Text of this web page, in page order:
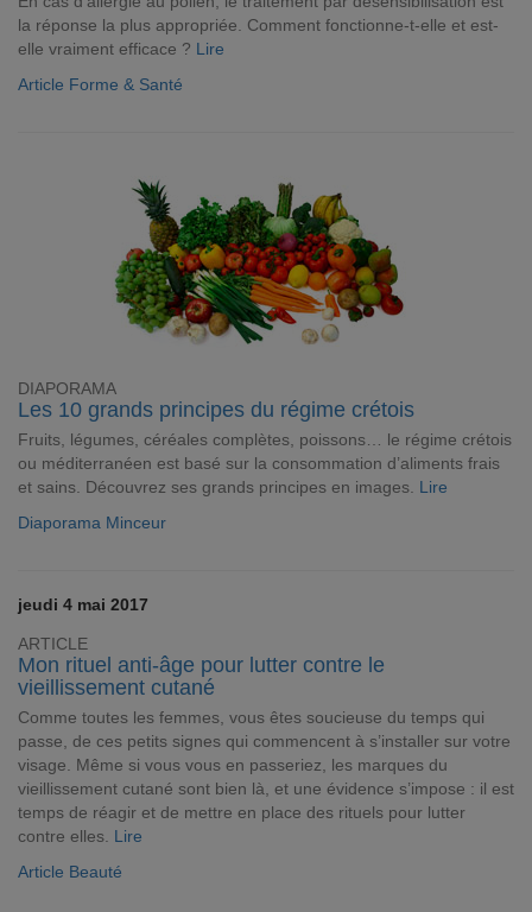
la réponse la plus appropriée. Comment fonctionne-t-elle et est-
elle vraiment efficace ? Lire
Article Forme & Santé
DIAPORAMA
Les 10 grands principes du régime crétois
Fruits, légumes, céréales complètes, poissons… le régime crétois
ou méditerranéen est basé sur la consommation d’aliments frais
et sains. Découvrez ses grands principes en images. Lire
Diaporama Minceur
jeudi 4 mai 2017
ARTICLE
Mon rituel anti-âge pour lutter contre le
vieillissement cutané
Comme toutes les femmes, vous êtes soucieuse du temps qui
passe, de ces petits signes qui commencent à s’installer sur votre
visage. Même si vous vous en passeriez, les marques du
vieillissement cutané sont bien là, et une évidence s’impose : il est
temps de réagir et de mettre en place des rituels pour lutter
contre elles. Lire
Article Beauté